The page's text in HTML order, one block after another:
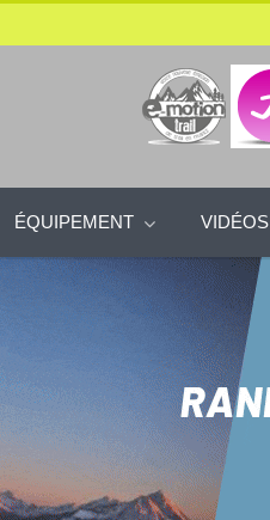
ÉQUIPEMENT VIDÉOS